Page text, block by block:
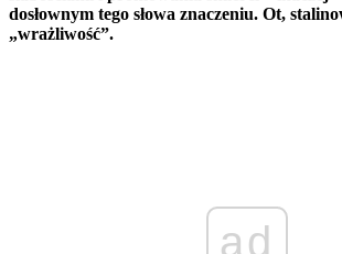
dosłownym tego słowa znaczeniu. Ot,
„wrażliwość”.
ad